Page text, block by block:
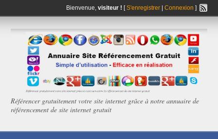
Bienvenue, visiteur ! [S'enregistrer| Connexion ]
Référencer gratuitement votre site internet grâce à notre annuaire de
référencement de site internet gratuit